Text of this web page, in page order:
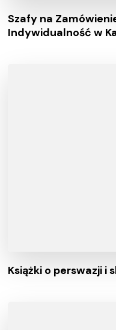
Szafy na
Indywidualność w
Książki o perswazji i